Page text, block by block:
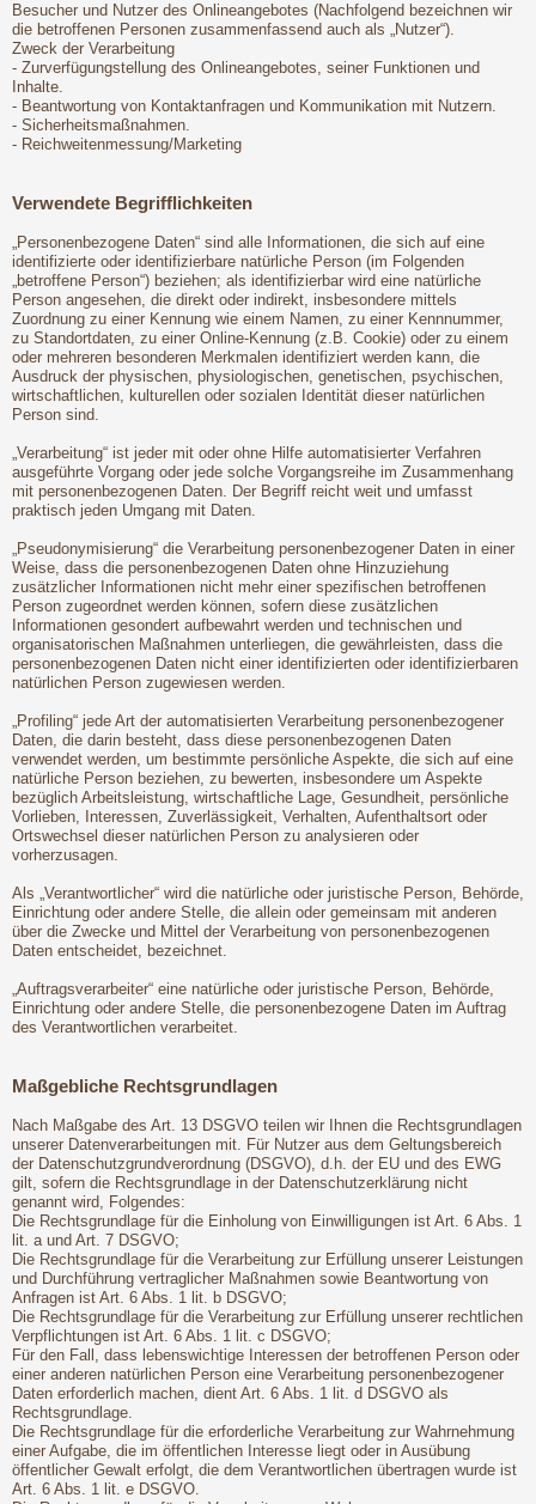
Besucher und Nutzer des Onlineangebotes (Nachfolgend bezeichnen wir
die betroffenen Personen zusammenfassend auch als „Nutzer“).
Zweck der Verarbeitung
- Zurverfügungstellung des Onlineangebotes, seiner Funktionen und
Inhalte.
- Beantwortung von Kontaktanfragen und Kommunikation mit Nutzern.
- Sicherheitsmaßnahmen.
- Reichweitenmessung/Marketing
Verwendete Begrifflichkeiten
„Personenbezogene Daten“ sind alle Informationen, die sich auf eine
identifizierte oder identifizierbare natürliche Person (im Folgenden
„betroffene Person“) beziehen; als identifizierbar wird eine natürliche
Person angesehen, die direkt oder indirekt, insbesondere mittels
Zuordnung zu einer Kennung wie einem Namen, zu einer Kennnummer,
zu Standortdaten, zu einer Online-Kennung (z.B. Cookie) oder zu einem
oder mehreren besonderen Merkmalen identifiziert werden kann, die
Ausdruck der physischen, physiologischen, genetischen, psychischen,
wirtschaftlichen, kulturellen oder sozialen Identität dieser natürlichen
Person sind.
„Verarbeitung“ ist jeder mit oder ohne Hilfe automatisierter Verfahren
ausgeführte Vorgang oder jede solche Vorgangsreihe im Zusammenhang
mit personenbezogenen Daten. Der Begriff reicht weit und umfasst
praktisch jeden Umgang mit Daten.
„Pseudonymisierung“ die Verarbeitung personenbezogener Daten in einer
Weise, dass die personenbezogenen Daten ohne Hinzuziehung
zusätzlicher Informationen nicht mehr einer spezifischen betroffenen
Person zugeordnet werden können, sofern diese zusätzlichen
Informationen gesondert aufbewahrt werden und technischen und
organisatorischen Maßnahmen unterliegen, die gewährleisten, dass die
personenbezogenen Daten nicht einer identifizierten oder identifizierbaren
natürlichen Person zugewiesen werden.
„Profiling“ jede Art der automatisierten Verarbeitung personenbezogener
Daten, die darin besteht, dass diese personenbezogenen Daten
verwendet werden, um bestimmte persönliche Aspekte, die sich auf eine
natürliche Person beziehen, zu bewerten, insbesondere um Aspekte
bezüglich Arbeitsleistung, wirtschaftliche Lage, Gesundheit, persönliche
Vorlieben, Interessen, Zuverlässigkeit, Verhalten, Aufenthaltsort oder
Ortswechsel dieser natürlichen Person zu analysieren oder
vorherzusagen.
Als „Verantwortlicher“ wird die natürliche oder juristische Person, Behörde,
Einrichtung oder andere Stelle, die allein oder gemeinsam mit anderen
über die Zwecke und Mittel der Verarbeitung von personenbezogenen
Daten entscheidet, bezeichnet.
„Auftragsverarbeiter“ eine natürliche oder juristische Person, Behörde,
Einrichtung oder andere Stelle, die personenbezogene Daten im Auftrag
des Verantwortlichen verarbeitet.
Maßgebliche Rechtsgrundlagen
Nach Maßgabe des Art. 13 DSGVO teilen wir Ihnen die Rechtsgrundlagen
unserer Datenverarbeitungen mit. Für Nutzer aus dem Geltungsbereich
der Datenschutzgrundverordnung (DSGVO), d.h. der EU und des EWG
gilt, sofern die Rechtsgrundlage in der Datenschutzerklärung nicht
genannt wird, Folgendes:
Die Rechtsgrundlage für die Einholung von Einwilligungen ist Art. 6 Abs. 1
lit. a und Art. 7 DSGVO;
Die Rechtsgrundlage für die Verarbeitung zur Erfüllung unserer Leistungen
und Durchführung vertraglicher Maßnahmen sowie Beantwortung von
Anfragen ist Art. 6 Abs. 1 lit. b DSGVO;
Die Rechtsgrundlage für die Verarbeitung zur Erfüllung unserer rechtlichen
Verpflichtungen ist Art. 6 Abs. 1 lit. c DSGVO;
Für den Fall, dass lebenswichtige Interessen der betroffenen Person oder
einer anderen natürlichen Person eine Verarbeitung personenbezogener
Daten erforderlich machen, dient Art. 6 Abs. 1 lit. d DSGVO als
Rechtsgrundlage.
Die Rechtsgrundlage für die erforderliche Verarbeitung zur Wahrnehmung
einer Aufgabe, die im öffentlichen Interesse liegt oder in Ausübung
öffentlicher Gewalt erfolgt, die dem Verantwortlichen übertragen wurde ist
Art. 6 Abs. 1 lit. e DSGVO.